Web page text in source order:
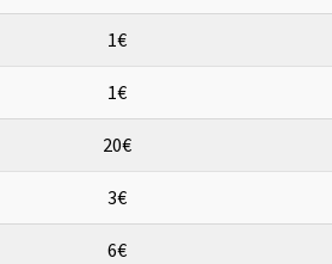
1€
1€
20€
3€
6€